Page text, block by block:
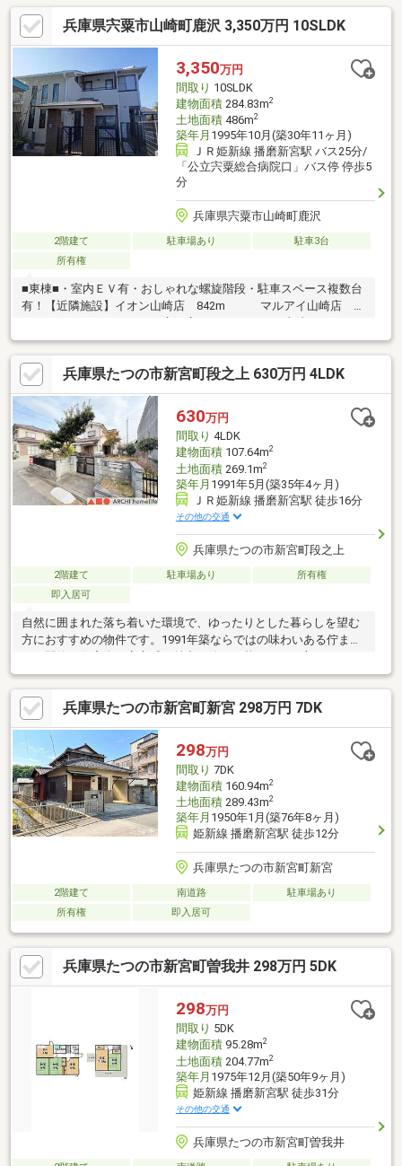
物置：99.81㎡、倉庫：52.88㎡物件のご案内、詳細は０１２０－
２８８－７８８８タカセ不動産姫路店までお気軽にお問合せ下さ
い♪ご連絡心よりお待ちしております
兵庫県宍粟市山崎町鹿沢 3,350万円 10SLDK
3,350万円
間取り 10SLDK
建物面積284.83m2
土地面積486m2
築年月 1995年10月(築30年11ヶ月)
ＪＲ姫新線 播磨新宮駅 バス25分/
「公立宍粟総合病院口」バス停 停歩5
分
兵庫県宍粟市山崎町鹿沢
2階建て 駐車場あり
駐車3台
所有権
■東棟■・室内ＥＶ有・おしゃれな螺旋階段・駐車スペース複数台
有！【近隣施設】イオン山崎店 842m マルアイ山崎店
SS 582mジョーシン山崎イオン店 842m山崎鹿沢郵便局
436m 本多公園 477m宍粟市立山崎小学校 532m宍粟市
立山崎西中学校 50m
兵庫県たつの市新宮町段之上 630万円 4LDK
630万円
間取り 4LDK
建物面積107.64m2
土地面積269.1m2
築年月 1991年5月(築35年4ヶ月)
ＪＲ姫新線 播磨新宮駅 徒歩16分
その他の交通
兵庫県たつの市新宮町段之上
2階建て 駐車場あり
所有権
即入居可
自然に囲まれた落ち着いた環境で、ゆったりとした暮らしを望む
方におすすめの物件です。1991年築ならではの味わいある佇まい
ドハウスをお探しの方にもぴったりです。☆のどかな環境に佇
む、落ち着いた雰囲気のお家です。☆周辺は静かでゆとりがあ
り、毎日がゆっくりと流れるような住み心地が魅力です。●日当
たり良好●駐車場有●閑静な住宅地▲■●是非、お問い合わせくださ
い▲■●
兵庫県たつの市新宮町新宮 298万円 7DK
298万円
間取り 7DK
建物面積160.94m2
土地面積289.43m2
築年月 1950年1月(築76年8ヶ月)
姫新線 播磨新宮駅 徒歩12分
兵庫県たつの市新宮町新宮
2階建て 南道路
駐車場あり
所有権
即入居可
兵庫県たつの市新宮町曽我井 298万円 5DK
298万円
間取り 5DK
建物面積95.28m2
土地面積204.77m2
築年月 1975年12月(築50年9ヶ月)
姫新線 播磨新宮駅 徒歩31分
その他の交通
兵庫県たつの市新宮町曽我井